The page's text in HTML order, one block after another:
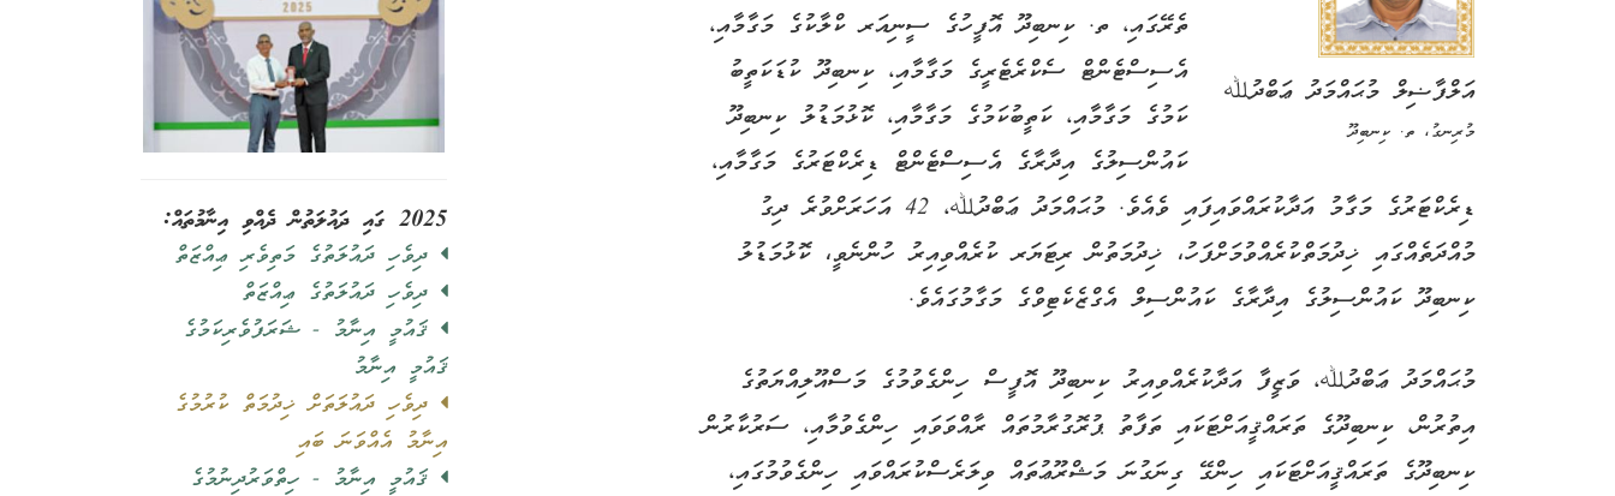
އަލްފާޟިލް މުޙައްމަދު ޢަބްދުﷲ
މުރިނގު، ތ. ކިނބިދޫ
ތެރޭގައި، ތ. ކިނބިދޫ އޮފީހުގެ ސީނިއަރ ކްލާކުގެ މަގާމާއި،
އެސިސްޓެންޓް ސެކްރެޓެރީގެ މަގާމާއި، ކިނބިދޫ ކުޑަކަތީބު
ކަމުގެ މަގާމާއި، ކަތީބުކަމުގެ މަގާމާއި، ކޮޅުމަޑުލު ކިނބިދޫ
ކައުންސިލުގެ އިދާރާގެ އެސިސްޓެންޓް ޑިރެކްޓަރުގެ މަގާމާއި،
ޑިރެކްޓަރުގެ މަގާމު އަދާކުރައްވައިފައި ވެއެވެ. މުޙައްމަދު ޢަބްދުﷲ، 42 އަހަރަށްވުރެ ދިގު
މުއްދަތެއްގައި ޚިދުމަތްކުރެއްވުމަށްފަހު، ޚިދުމަތުން ރިޓަޔަރ ކުރެއްވިއިރު ހުންނެވީ، ކޮޅުމަޑުލު
ކިނބިދޫ ކައުންސިލުގެ އިދާރާގެ ކައުންސިލް އެގްޒެކެޓިވްގެ މަގާމުގައެވެ.
މުޙައްމަދު ޢަބްދުﷲ، ވަޒީފާ އަދާކުރެއްވިއިރު ކިނބިދޫ އޮފީސް ހިންގެވުމުގެ މަސްއޫލިއްޔަތުގެ
އިތުރުން، ކިނބިދޫގެ ތަރައްޤީއަށްޓަކައި ތަފާތު ޕުރޮގުރާމުތައް ރާއްވަވައި ހިންގެވުމާއި، ސަރުކާރުން
ކިނބިދޫގެ ތަރައްޤީއަށްޓަކައި ހިންގޭ ގިނަގުނަ މަޝްރޫޢުތައް ވިލަރެސްކުރައްވައި ހިންގެވުމުގައި،
2025 ގައި ދައުލަތުން ދެއްވި އިނާމުތައް:
ދިވެހި ދައުލަތުގެ މަތިވެރި ޢިއްޒަތް
ދިވެހި ދައުލަތުގެ ޢިއްޒަތް
ޤައުމީ އިނާމު - ޝަރަފުވެރިކަމުގެ
ޤައުމީ އިނާމު
ދިވެހި ދައުލަތަށް ޚިދުމަތް ކުރުމުގެ
އިނާމު އެއްވަނަ ބައި
ޤައުމީ އިނާމު - ހިތްވަރުދިނުމުގެ